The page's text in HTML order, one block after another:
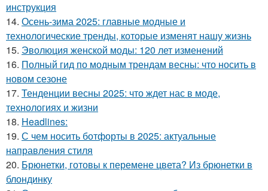
инструкция
14. Осень-зима 2025: главные модные и
технологические тренды, которые изменят нашу жизнь
15. Эволюция женской моды: 120 лет изменений
16. Полный гид по модным трендам весны: что носить в
новом сезоне
17. Тенденции весны 2025: что ждет нас в моде,
технологиях и жизни
18. Headlines:
19. С чем носить ботфорты в 2025: актуальные
направления стиля
20. Брюнетки, готовы к перемене цвета? Из брюнетки в
блондинку